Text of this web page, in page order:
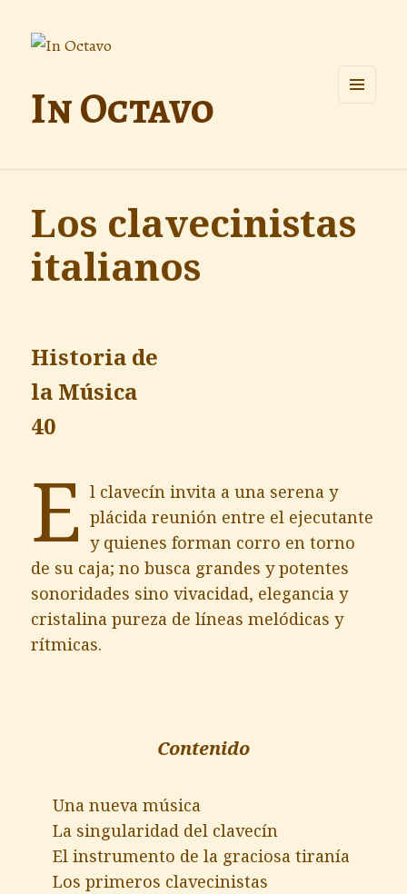
In Octavo
Los clavecinistas
italianos
Historia de
la Música
40
E l clavecín invita a una serena y
plácida reunión entre el ejecutante
y quienes forman corro en torno
de su caja; no busca grandes y potentes
sonoridades sino vivacidad, elegancia y
cristalina pureza de líneas melódicas y
rítmicas.
Contenido
Una nueva música
La singularidad del clavecín
El instrumento de la graciosa tiranía
Los primeros clavecinistas